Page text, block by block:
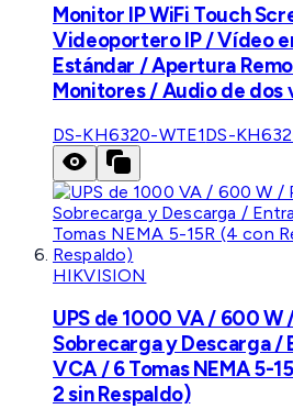
Monitor IP WiFi Touch
Videoportero IP / Vídeo
Estándar / Apertura
Monitores / Audio de dos
DS-KH6320-WTE1DS-
HIKVISION
UPS de 1000 VA / 600
Sobrecarga y Descarga /
VCA / 6 Tomas NEMA 5-
2 sin Respaldo)